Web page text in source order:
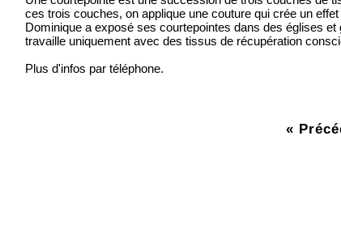
ces trois couches, on applique une couture qui crée un
Dominique a exposé ses courtepointes dans des églises
travaille uniquement avec des tissus de récupération
Plus d'infos par téléphone.
«